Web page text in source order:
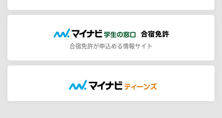
合宿免許が申込める情報サイト